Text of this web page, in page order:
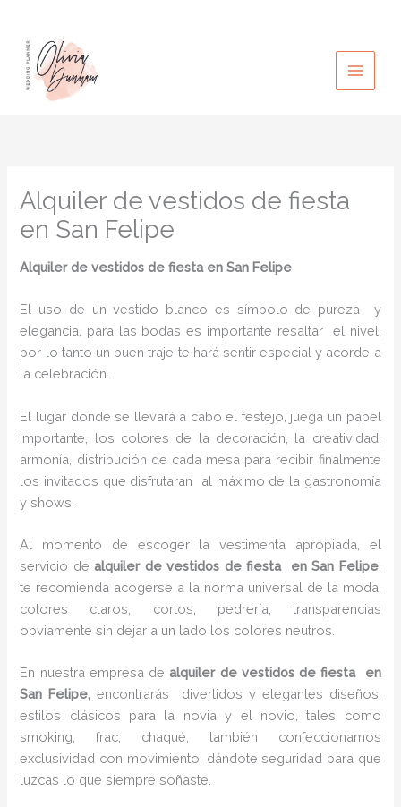
contenido
Alquiler de vestidos de fiesta
en San Felipe
Alquiler de vestidos de fiesta en San Felipe
El uso de un vestido blanco es símbolo de pureza y
elegancia, para las bodas es importante resaltar el nivel,
por lo tanto un buen traje te hará sentir especial y acorde a
la celebración.
El lugar donde se llevará a cabo el festejo, juega un papel
importante, los colores de la decoración, la creatividad,
armonía, distribución de cada mesa para recibir finalmente
los invitados que disfrutaran al máximo de la gastronomía
y shows.
Al momento de escoger la vestimenta apropiada, el
servicio dealquiler de vestidos de fiesta en San Felipe,
te recomienda acogerse a la norma universal de la moda,
colores claros, cortos, pedrería, transparencias
obviamente sin dejar a un lado los colores neutros.
En nuestra empresa dealquiler de vestidos de fiesta en
San Felipe,encontrarás
divertidos y elegantes diseños,
estilos clásicos para la novia y el novio, tales como
smoking, frac, chaqué, también confeccionamos
exclusividad con movimiento, dándote seguridad para que
luzcas lo que siempre soñaste.